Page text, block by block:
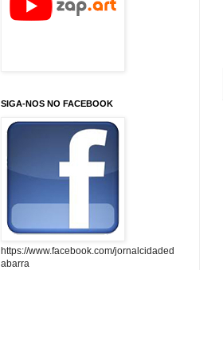
SIGA-NOS NO FACEBOOK
https://www.facebook.com/jornalcidaded
abarra